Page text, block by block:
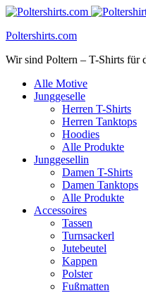
Poltershirts.com
Wir sind Poltern – T-Shirts für
Alle Motive
Junggeselle
Herren T-Shirts
Herren Tanktops
Hoodies
Alle Produkte
Junggesellin
Damen T-Shirts
Damen Tanktops
Alle Produkte
Accessoires
Tassen
Turnsackerl
Jutebeutel
Kappen
Polster
Fußmatten